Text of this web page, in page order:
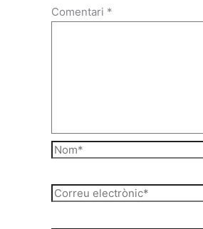
Comentari *
Nom*
Correu